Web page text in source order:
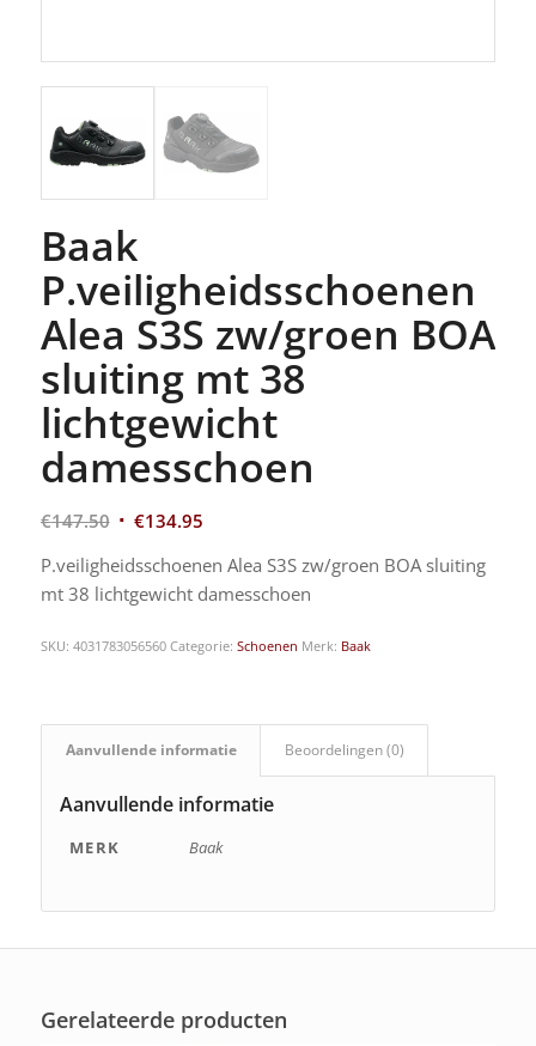
Baak
P.veiligheidsschoenen
Alea S3S zw/groen BOA
sluiting mt 38
lichtgewicht
damesschoen
€147.50 €134.95
P.veiligheidsschoenen Alea S3S zw/groen BOA sluiting
mt 38 lichtgewicht damesschoen
SKU: 4031783056560 Categorie: Schoenen Merk: Baak
Aanvullende informatie Beoordelingen (0)
Aanvullende informatie
MERK Baak
Gerelateerde producten